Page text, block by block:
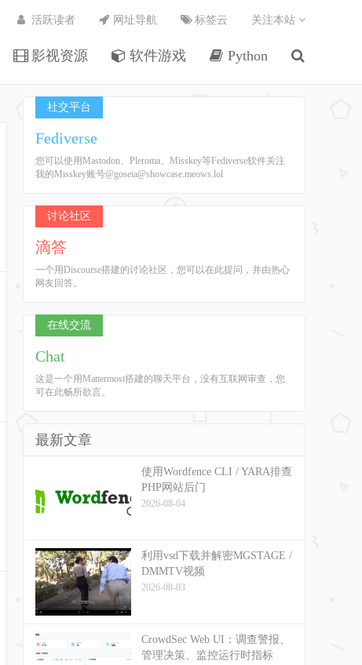
影视资源 软件游戏 Python
活跃读者 网址导航 标签云 关注本站
社交平台
Fediverse
您可以使用Mastodon、Pleroma、Misskey等Fediverse软件关注
我的Misskey账号@goseia@showcase.meows.lol
讨论社区
滴答
一个用Discourse搭建的讨论社区，您可以在此提问，并由热心
网友回答。
在线交流
Chat
这是一个用Mattermost搭建的聊天平台，没有互联网审查，您
可在此畅所欲言。
最新文章
使用Wordfence CLI / YARA排查
PHP网站后门
2026-08-04
利用vsd下载并解密MGSTAGE /
DMMTV视频
2026-08-03
CrowdSec Web UI：调查警报、
管理决策、监控运行时指标